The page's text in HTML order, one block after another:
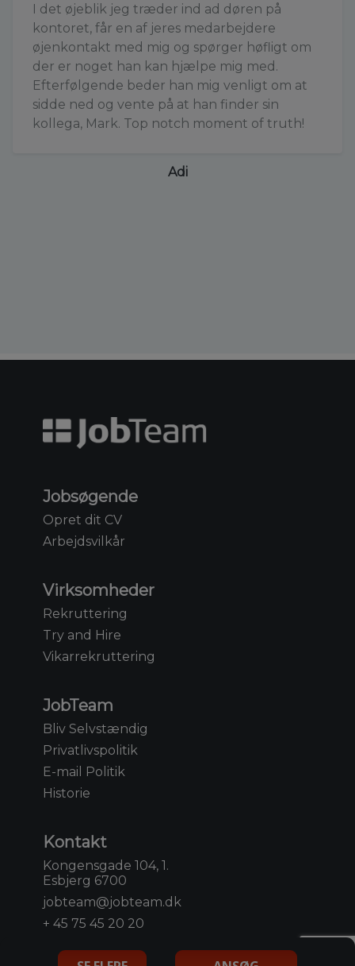
I det øjeblik jeg træder ind ad døren på
kontoret, får en af jeres medarbejdere
øjenkontakt med mig og spørger høfligt om
der er noget han kan hjælpe mig med.
Efterfølgende beder han mig venligt om at
sidde ned og vente på at han finder sin
kollega, Mark. Top notch moment of truth!
Adi
Jobsøgende
Opret dit CV
Arbejdsvilkår
Virksomheder
Rekruttering
Try and Hire
Vikarrekruttering
JobTeam
Bliv Selvstændig
Privatlivspolitik
E-mail Politik
Historie
Kontakt
Kongensgade 104, 1.
Esbjerg 6700
jobteam@jobteam.dk
+ 45 75 45 20 20